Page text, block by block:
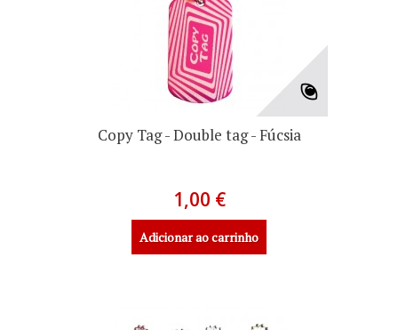
Copy Tag - Double tag - Fúcsia
1,00 €
Adicionar ao carrinho